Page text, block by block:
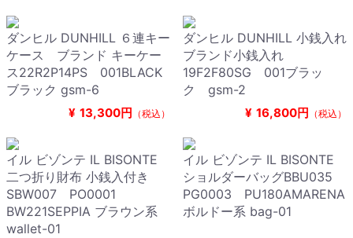
ダンヒル DUNHILL ６連キー
ケース ブランド キーケー
ス22R2P14PS 001BLACK
ブラック gsm-6
¥ 13,300円 （税込）
ダンヒル DUNHILL 小銭入れ
ブランド小銭入れ
19F2F80SG 001ブラッ
ク gsm-2
¥ 16,800円 （税込）
イル ビゾンテ IL BISONTE
二つ折り財布 小銭入付き
SBW007 PO0001
BW221SEPPIA ブラウン系
wallet-01
イル ビゾンテ IL BISONTE
ショルダーバッグBBU035
PG0003 PU180AMARENA
ボルドー系 bag-01